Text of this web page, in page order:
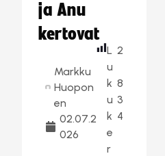
ja Anu
kertovat
Markku
Huopon
en
02.07.2
026
L
u
k
u
k
e
r
2
8
3
4